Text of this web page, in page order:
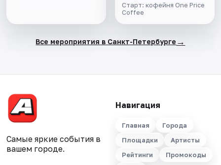
Старт: кофейня One Price
Coffee
Все мероприятия в Санкт-Петербурге →
Самые яркие события в
вашем городе.
Навигация
Главная
Города
Площадки
Артисты
Рейтинги
Промокоды